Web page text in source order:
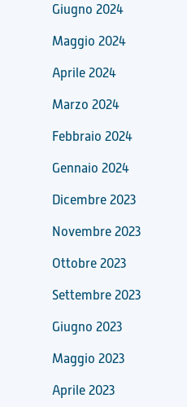
Giugno 2024
Maggio 2024
Aprile 2024
Marzo 2024
Febbraio 2024
Gennaio 2024
Dicembre 2023
Novembre 2023
Ottobre 2023
Settembre 2023
Giugno 2023
Maggio 2023
Aprile 2023